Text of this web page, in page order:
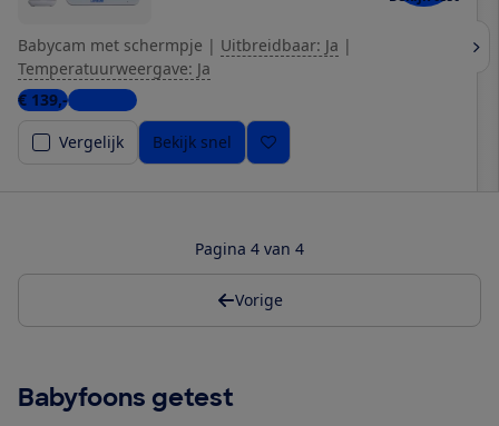
Babycam met schermpje | Uitbreidbaar: Ja |
Temperatuurweergave: Ja
€ 139,-2 winkels
Vergelijk
Bekijk snel
Pagina 4 van 4
Vorige
Babyfoons getest